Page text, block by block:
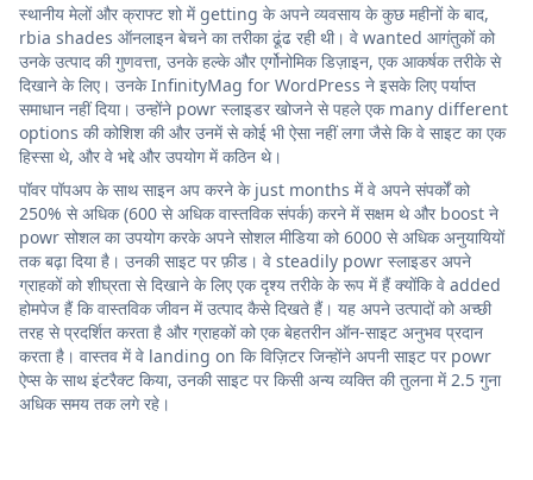
स्थानीय मेलों और क्राफ्ट शो में getting के अपने व्यवसाय के कुछ महीनों के बाद,
rbia shades ऑनलाइन बेचने का तरीका ढूंढ रही थी। वे wanted आगंतुकों को
उनके उत्पाद की गुणवत्ता, उनके हल्के और एर्गोनोमिक डिज़ाइन, एक आकर्षक तरीके से
दिखाने के लिए। उनके InfinityMag for WordPress ने इसके लिए पर्याप्त
समाधान नहीं दिया। उन्होंने powr स्लाइडर खोजने से पहले एक many different
options की कोशिश की और उनमें से कोई भी ऐसा नहीं लगा जैसे कि वे साइट का एक
हिस्सा थे, और वे भद्दे और उपयोग में कठिन थे।
पॉवर पॉपअप के साथ साइन अप करने के just months में वे अपने संपर्कों को
250% से अधिक (600 से अधिक वास्तविक संपर्क) करने में सक्षम थे और boost ने
powr सोशल का उपयोग करके अपने सोशल मीडिया को 6000 से अधिक अनुयायियों
तक बढ़ा दिया है। उनकी साइट पर फ़ीड। वे steadily powr स्लाइडर अपने
ग्राहकों को शीघ्रता से दिखाने के लिए एक दृश्य तरीके के रूप में हैं क्योंकि वे added
होमपेज हैं कि वास्तविक जीवन में उत्पाद कैसे दिखते हैं। यह अपने उत्पादों को अच्छी
तरह से प्रदर्शित करता है और ग्राहकों को एक बेहतरीन ऑन-साइट अनुभव प्रदान
करता है। वास्तव में वे landing on कि विज़िटर जिन्होंने अपनी साइट पर powr
ऐप्स के साथ इंटरैक्ट किया, उनकी साइट पर किसी अन्य व्यक्ति की तुलना में 2.5 गुना
अधिक समय तक लगे रहे।